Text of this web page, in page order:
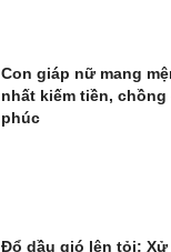
Con giáp nữ mang
nhất kiếm tiền,
phúc
Đổ dầu gió lên tỏi: Xử